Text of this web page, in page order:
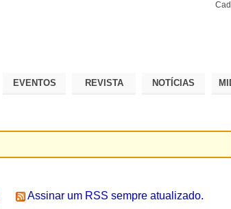
EVENTOS REVISTA NOTÍCIAS
Assinar um RSS sempre atualizado.